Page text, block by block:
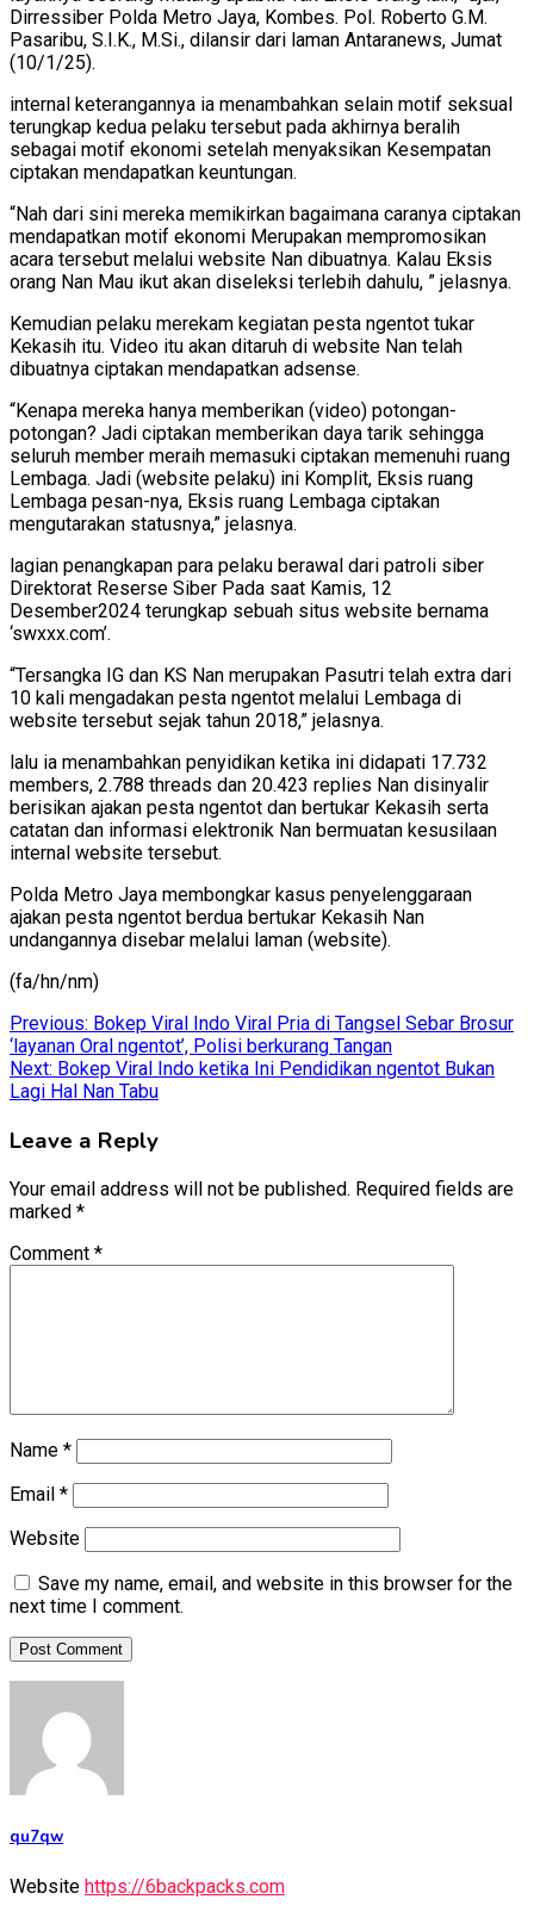
Dirressiber Polda Metro Jaya, Kombes. Pol. Roberto G.M.
Pasaribu, S.I.K., M.Si., dilansir dari laman Antaranews, Jumat
(10/1/25).
internal keterangannya ia menambahkan selain motif seksual
terungkap kedua pelaku tersebut pada akhirnya beralih
sebagai motif ekonomi setelah menyaksikan Kesempatan
ciptakan mendapatkan keuntungan.
“Nah dari sini mereka memikirkan bagaimana caranya ciptakan
mendapatkan motif ekonomi Merupakan mempromosikan
acara tersebut melalui website Nan dibuatnya. Kalau Eksis
orang Nan Mau ikut akan diseleksi terlebih dahulu, ” jelasnya.
Kemudian pelaku merekam kegiatan pesta ngentot tukar
Kekasih itu. Video itu akan ditaruh di website Nan telah
dibuatnya ciptakan mendapatkan adsense.
“Kenapa mereka hanya memberikan (video) potongan-
potongan? Jadi ciptakan memberikan daya tarik sehingga
seluruh member meraih memasuki ciptakan memenuhi ruang
Lembaga. Jadi (website pelaku) ini Komplit, Eksis ruang
Lembaga pesan-nya, Eksis ruang Lembaga ciptakan
mengutarakan statusnya,” jelasnya.
lagian penangkapan para pelaku berawal dari patroli siber
Direktorat Reserse Siber Pada saat Kamis, 12
Desember2024 terungkap sebuah situs website bernama
‘swxxx.com’.
“Tersangka IG dan KS Nan merupakan Pasutri telah extra dari
10 kali mengadakan pesta ngentot melalui Lembaga di
website tersebut sejak tahun 2018,” jelasnya.
lalu ia menambahkan penyidikan ketika ini didapati 17.732
members, 2.788 threads dan 20.423 replies Nan disinyalir
berisikan ajakan pesta ngentot dan bertukar Kekasih serta
catatan dan informasi elektronik Nan bermuatan kesusilaan
internal website tersebut.
Polda Metro Jaya membongkar kasus penyelenggaraan
ajakan pesta ngentot berdua bertukar Kekasih Nan
undangannya disebar melalui laman (website).
(fa/hn/nm)
Post
navigation
Previous: Bokep Viral Indo Viral Pria di Tangsel Sebar Brosur
‘layanan Oral ngentot’, Polisi berkurang Tangan
Next: Bokep Viral Indo ketika Ini Pendidikan ngentot Bukan
Lagi Hal Nan Tabu
Leave a Reply
Your email address will not be published. Required fields are
marked *
Comment *
Name *
Email *
Website
Save my name, email, and website in this browser for the
next time I comment.
qu7qw
Website https://6backpacks.com